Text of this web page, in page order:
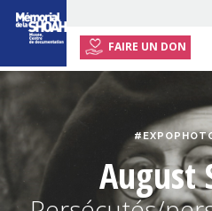
FAIRE UN DON
ACCUEIL
EXPOSITION
ÉVÉNEMENTS
ENSEIGNANTS
August